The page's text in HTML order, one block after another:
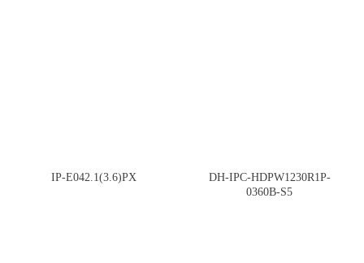
IP-E042.1(3.6)PX
DH-IPC-HDPW1230R1P-
0360B-S5